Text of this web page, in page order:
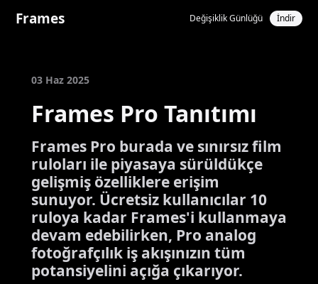
Frames Değişiklik Günlüğü İndir
03 Haz 2025
Frames Pro Tanıtımı
Frames Pro burada ve sınırsız film
ruloları ile piyasaya sürüldükçe
gelişmiş özelliklere erişim
sunuyor. Ücretsiz kullanıcılar 10
ruloya kadar Frames'i kullanmaya
devam edebilirken, Pro analog
fotoğrafçılık iş akışınızın tüm
potansiyelini açığa çıkarıyor.